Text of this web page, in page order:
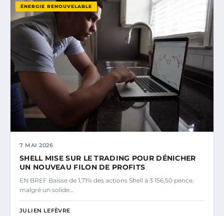
ÉNERGIE RENOUVELABLE
7 MAI 2026
SHELL MISE SUR LE TRADING POUR DÉNICHER
UN NOUVEAU FILON DE PROFITS
EN BREF Baisse de 1,71% des actions Shell à 3 156,50 pence,
malgré un solide…
JULIEN LEFÈVRE